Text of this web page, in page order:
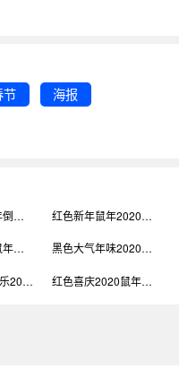
节 海报
新年鼠年2020年倒计时手机海报 红色新年鼠年2020土味创意庆祝愿望签gif海报
大气春运2020鼠年新年海报 黑色大气年味2020鼠年新年海报
大年初二新年快乐2020年鼠年海报 红色喜庆2020鼠年新年快乐宣传促销海报